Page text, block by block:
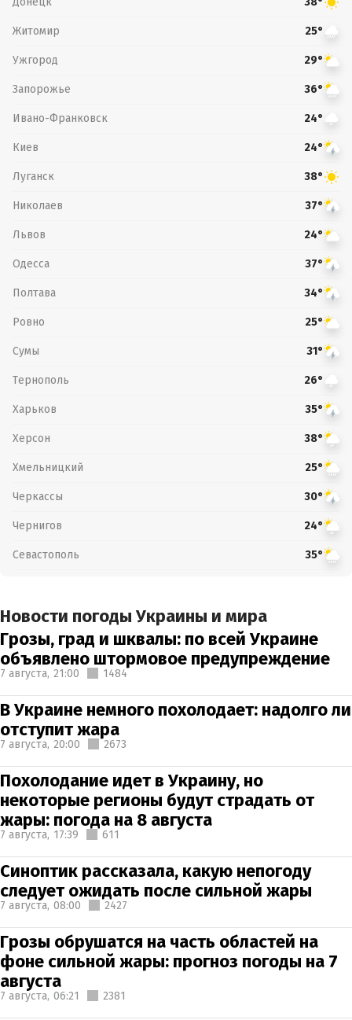
Житомир 25°
Ужгород 29°
Запорожье 36°
Ивано-Франковск 24°
Киев 24°
Луганск 38°
Николаев 37°
Львов 24°
Одесса 37°
Полтава 34°
Ровно 25°
Сумы 31°
Тернополь 26°
Харьков 35°
Херсон 38°
Хмельницкий 25°
Черкассы 30°
Чернигов 24°
Севастополь 35°
Новости погоды Украины и мира
Грозы, град и шквалы: по всей Украине
объявлено штормовое предупреждение
7 августа, 21:00 1484
В Украине немного похолодает: надолго ли
отступит жара
7 августа, 20:00 2673
Похолодание идет в Украину, но
некоторые регионы будут страдать от
жары: погода на 8 августа
7 августа, 17:39 611
Синоптик рассказала, какую непогоду
следует ожидать после сильной жары
7 августа, 08:00 2427
Грозы обрушатся на часть областей на
фоне сильной жары: прогноз погоды на 7
августа
7 августа, 06:21 2381